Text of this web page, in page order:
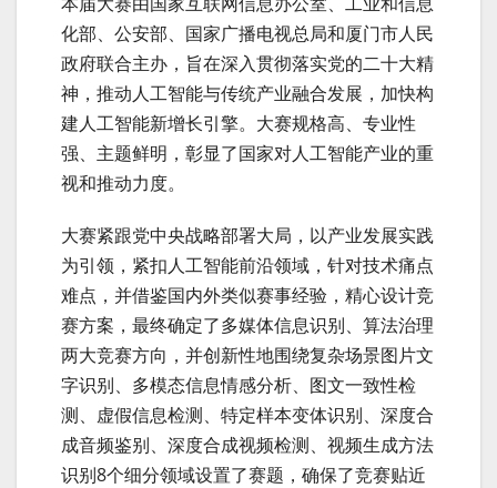
化部、公安部、国家广播电视总局和厦门市人民
政府联合主办，旨在深入贯彻落实党的二十大精
神，推动人工智能与传统产业融合发展，加快构
建人工智能新增长引擎。大赛规格高、专业性
强、主题鲜明，彰显了国家对人工智能产业的重
视和推动力度。
大赛紧跟党中央战略部署大局，以产业发展实践
为引领，紧扣人工智能前沿领域，针对技术痛点
难点，并借鉴国内外类似赛事经验，精心设计竞
赛方案，最终确定了多媒体信息识别、算法治理
两大竞赛方向，并创新性地围绕复杂场景图片文
字识别、多模态信息情感分析、图文一致性检
测、虚假信息检测、特定样本变体识别、深度合
成音频鉴别、深度合成视频检测、视频生成方法
识别8个细分领域设置了赛题，确保了竞赛贴近